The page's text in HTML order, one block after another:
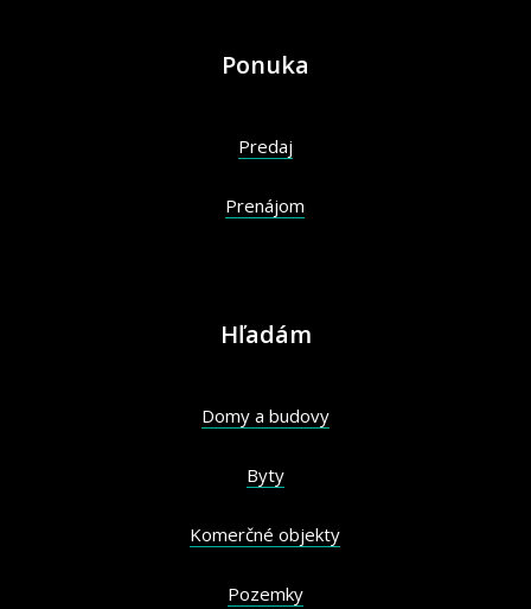
Ponuka
Predaj
Prenájom
Hľadám
Domy a budovy
Byty
Komerčné objekty
Pozemky